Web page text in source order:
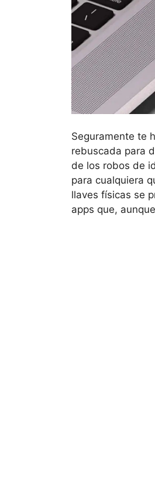
Seguramente te
rebuscada para
de los robos de
para cualquiera
llaves físicas se
apps que,